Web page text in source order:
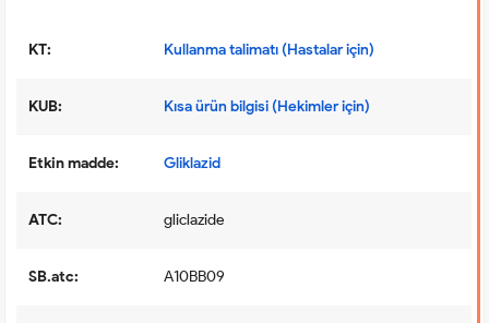
KT: Kullanma talimatı (Hastalar için)
KUB: Kısa ürün bilgisi (Hekimler için)
Etkin madde: Gliklazid
ATC: gliclazide
SB.atc: A10BB09